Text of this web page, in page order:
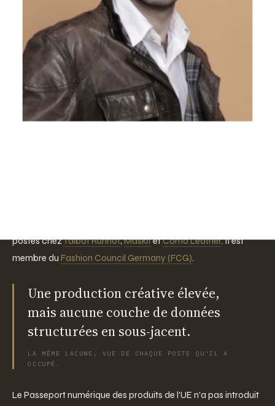
postes chezTalbot Runhof,MaskitetComo Leather. Il est
membre du Fashion Council Germany (FCG).
Une production créative élevée,
mais aucune couche de données
structurées en sous-jacent.
LA MÊME LACUNE, VUE DE CHAQUE POSTE QU'IL A
OCCUPÉ.
Le Passeport numérique des produits de l'UE n'a pas introduit